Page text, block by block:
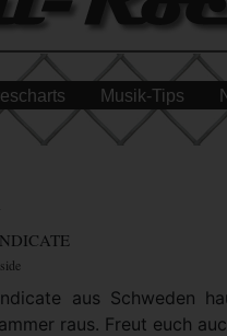
Musik-Tips
aus Schweden
raus. Freut euch